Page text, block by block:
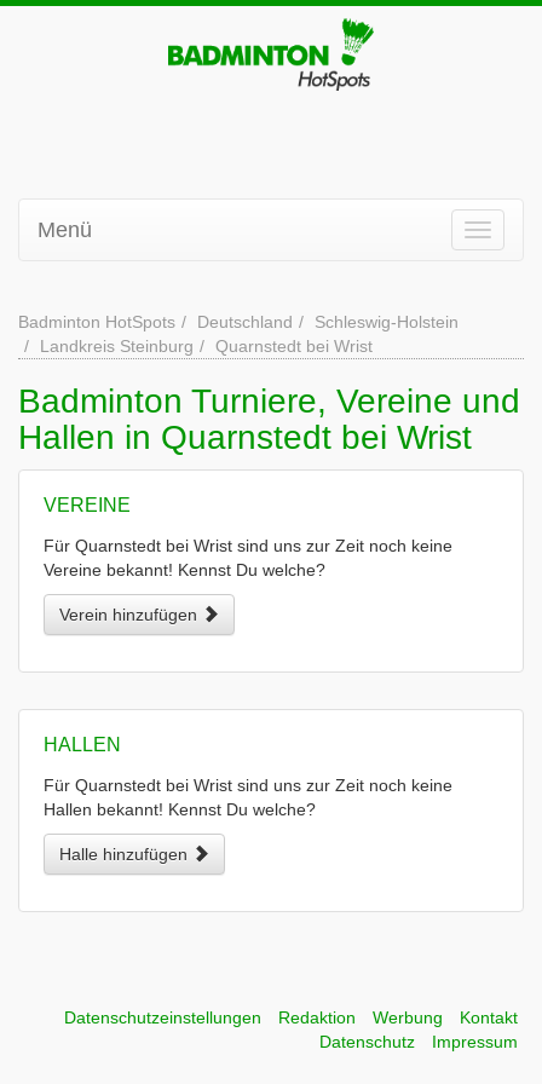
Menü
Badminton HotSpots Deutschland
Schleswig-Holstein
Landkreis Steinburg
Quarnstedt bei Wrist
Badminton Turniere, Vereine und
Hallen in Quarnstedt bei Wrist
VEREINE
Für Quarnstedt bei Wrist sind uns zur Zeit noch keine
Vereine bekannt! Kennst Du welche?
Verein hinzufügen
HALLEN
Für Quarnstedt bei Wrist sind uns zur Zeit noch keine
Hallen bekannt! Kennst Du welche?
Halle hinzufügen
Datenschutzeinstellungen Redaktion Werbung
Kontakt
Datenschutz
Impressum